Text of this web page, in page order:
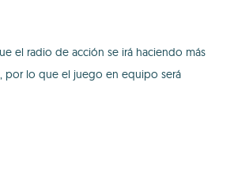
el radio de acción se irá haciendo más
por lo que el juego en equipo será